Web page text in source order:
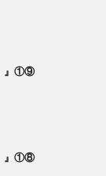
』①⑨
』①⑧